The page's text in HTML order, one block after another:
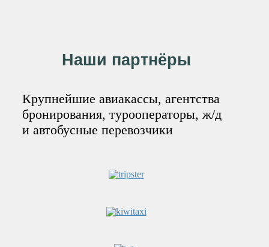
Наши партнёры
Крупнейшие авиакассы, агентства
бронирования, турооператоры, ж/д
и автобусные перевозчики